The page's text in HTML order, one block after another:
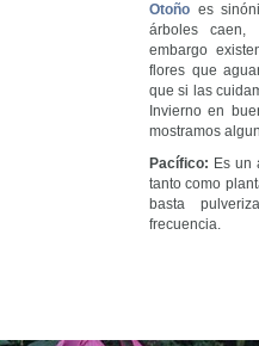
Otoño es
árboles caen,
embargo
flores que
que si las
Invierno en
mostramos
Pacífico: Es un
tanto como
basta
frecuencia.